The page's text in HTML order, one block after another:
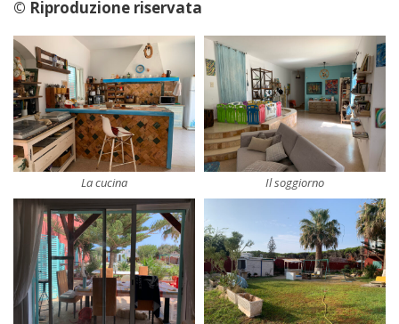
© Riproduzione riservata
La cucina Il soggiorno